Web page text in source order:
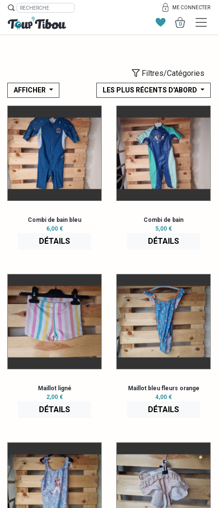
ME CONNECTER
0
Filtres/Catégories
AFFICHER LES PLUS RÉCENTS D'ABORD
Combi de bain bleu
6,00 €
DÉTAILS
Combi de bain
5,00 €
DÉTAILS
Maillot ligné
2,00 €
DÉTAILS
Maillot bleu fleurs orange
4,00 €
DÉTAILS